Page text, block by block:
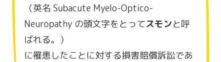
（英名 Subacute Myelo-Optico-
Neuropathy の頭文字をとってスモンと呼
ばれる。）
に罹患したことに対する損害賠償訴訟であ